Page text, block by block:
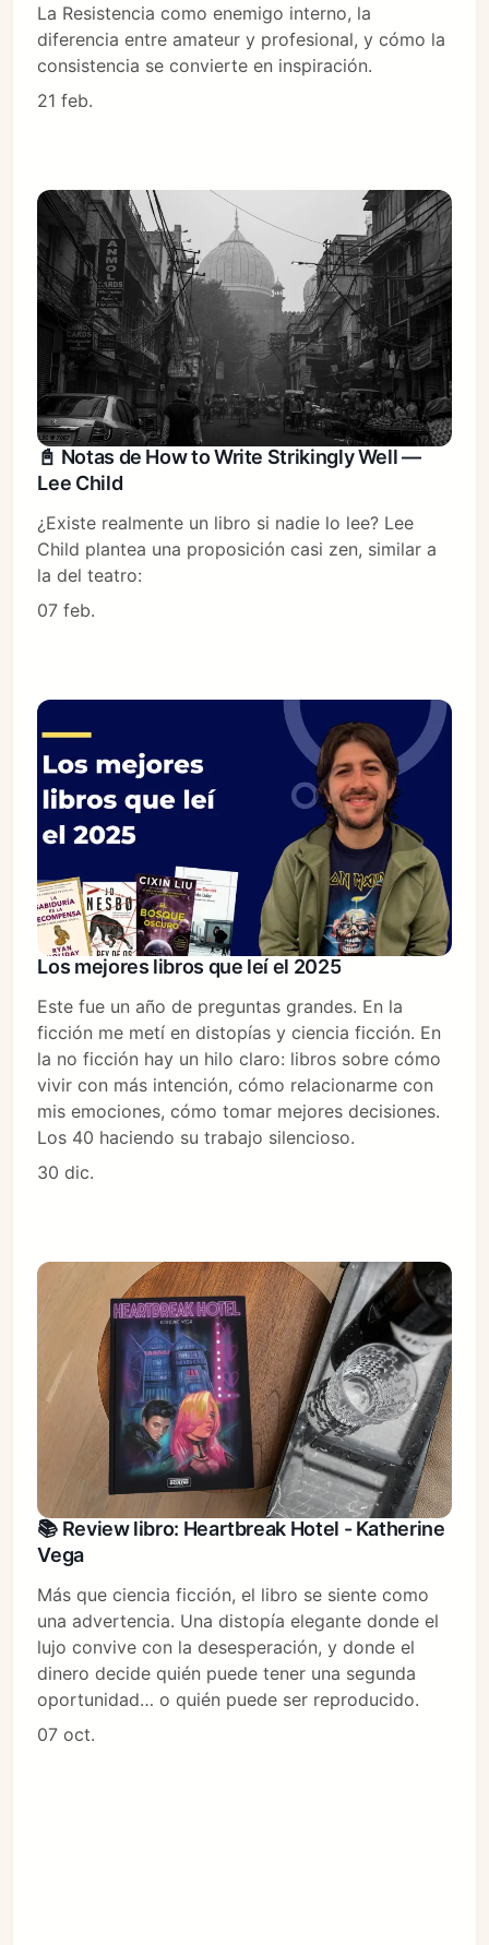
La Resistencia como enemigo interno, la
diferencia entre amateur y profesional, y cómo la
consistencia se convierte en inspiración.
21 feb.
📓 Notas de How to Write Strikingly Well —
Lee Child
¿Existe realmente un libro si nadie lo lee? Lee
Child plantea una proposición casi zen, similar a
la del teatro:
07 feb.
Los mejores libros que leí el 2025
Este fue un año de preguntas grandes. En la
ficción me metí en distopías y ciencia ficción. En
la no ficción hay un hilo claro: libros sobre cómo
vivir con más intención, cómo relacionarme con
mis emociones, cómo tomar mejores decisiones.
Los 40 haciendo su trabajo silencioso.
30 dic.
📚 Review libro: Heartbreak Hotel - Katherine
Vega
Más que ciencia ficción, el libro se siente como
una advertencia. Una distopía elegante donde el
lujo convive con la desesperación, y donde el
dinero decide quién puede tener una segunda
oportunidad… o quién puede ser reproducido.
07 oct.